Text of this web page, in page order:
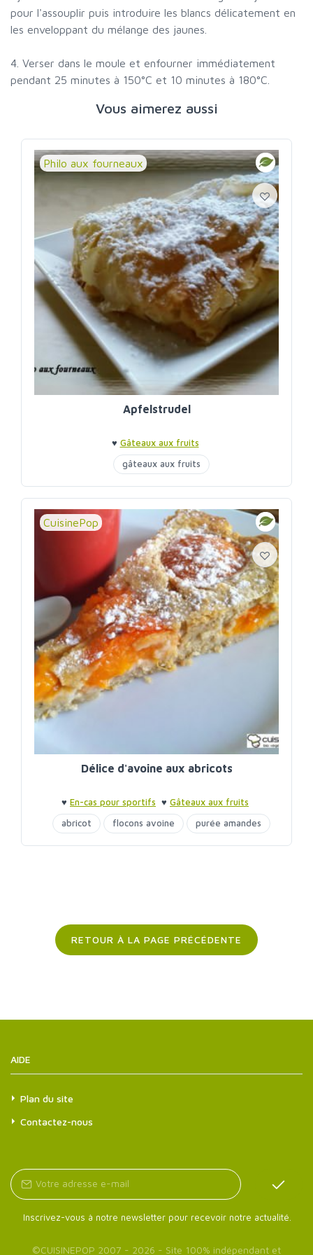
pour l'assouplir puis introduire les blancs délicatement en
les enveloppant du mélange des jaunes.
4. Verser dans le moule et enfourner immédiatement
pendant 25 minutes à 150°C et 10 minutes à 180°C.
Vous aimerez aussi
Philo aux fourneaux
Apfelstrudel
♥ Gâteaux aux fruits
gâteaux aux fruits
CuisinePop
Délice d'avoine aux abricots
♥ En-cas pour sportifs ♥ Gâteaux aux fruits
abricot
flocons avoine purée amandes
RETOUR À LA PAGE PRÉCÉDENTE
AIDE
Plan du site
Contactez-nous
Inscrivez-vous à notre newsletter pour recevoir notre actualité.
©CUISINEPOP 2007 - 2026 - Site 100% indépendant et